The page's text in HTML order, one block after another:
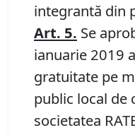
integrantă din
Art. 5. Se
ianuarie 2019
gratuitate pe
public local de
societatea